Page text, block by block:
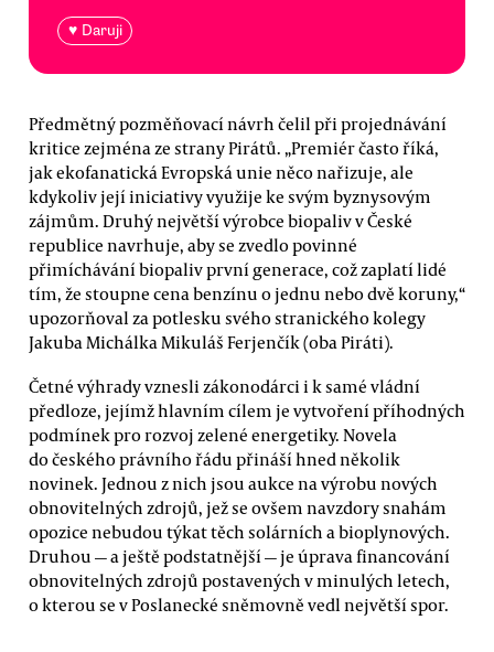
♥ Daruji
Předmětný pozměňovací návrh čelil při projednávání
kritice zejména ze strany Pirátů. „Premiér často říká,
jak ekofanatická Evropská unie něco nařizuje, ale
kdykoliv její iniciativy využije ke svým byznysovým
zájmům. Druhý největší výrobce biopaliv v České
republice navrhuje, aby se zvedlo povinné
přimíchávání biopaliv první generace, což zaplatí lidé
tím, že stoupne cena benzínu o jednu nebo dvě koruny,“
upozorňoval za potlesku svého stranického kolegy
Jakuba Michálka Mikuláš Ferjenčík (oba Piráti).
Četné výhrady vznesli zákonodárci i k samé vládní
předloze, jejímž hlavním cílem je vytvoření příhodných
podmínek pro rozvoj zelené energetiky. Novela
do českého právního řádu přináší hned několik
novinek. Jednou z nich jsou aukce na výrobu nových
obnovitelných zdrojů, jež se ovšem navzdory snahám
opozice nebudou týkat těch solárních a bioplynových.
Druhou — a ještě podstatnější — je úprava financování
obnovitelných zdrojů postavených v minulých letech,
o kterou se v Poslanecké sněmovně vedl největší spor.